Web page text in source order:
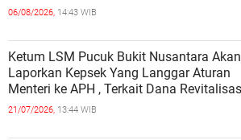
06/08/2026, 14:43 WIB
Ketum LSM Pucuk Bukit Nusantara Akan
Laporkan Kepsek Yang Langgar Aturan
Menteri ke APH , Terkait Dana Revitalisasi
Sekolah
21/07/2026, 13:44 WIB